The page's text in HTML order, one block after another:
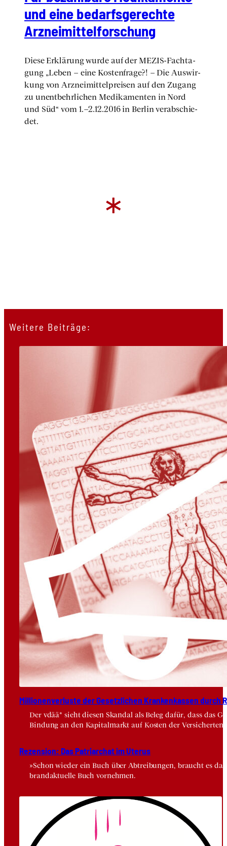
und eine bedarfs­ge­rech­te
Arz­nei­mit­tel­for­schung
Die­se Erklä­rung wur­de auf der MEZIS-Fach­ta­
gung „Leben – eine Kos­ten­fra­ge?! – Die Aus­wir­
kung von Arz­nei­mit­tel­prei­sen auf den Zugang
zu unent­behr­li­chen Medi­ka­men­ten in Nord
und Süd“ vom 1.–2.12.2016 in Ber­lin ver­ab­schie­
det.
*
Weitere Beiträge:
Mil­lio­nen­ver­lus­te der Gesetz­li­chen Kran­ken­kas­sen durch
Der vdää* sieht diesen Skandal als Beleg dafür, dass das
Bindung an den Kapitalmarkt auf Kosten der Versicherten.
Rezen­si­on: Das Patri­ar­chat im Ute­rus
»Schon wieder ein Buch über Abtreibungen, braucht es
brandaktuelle Buch vornehmen.